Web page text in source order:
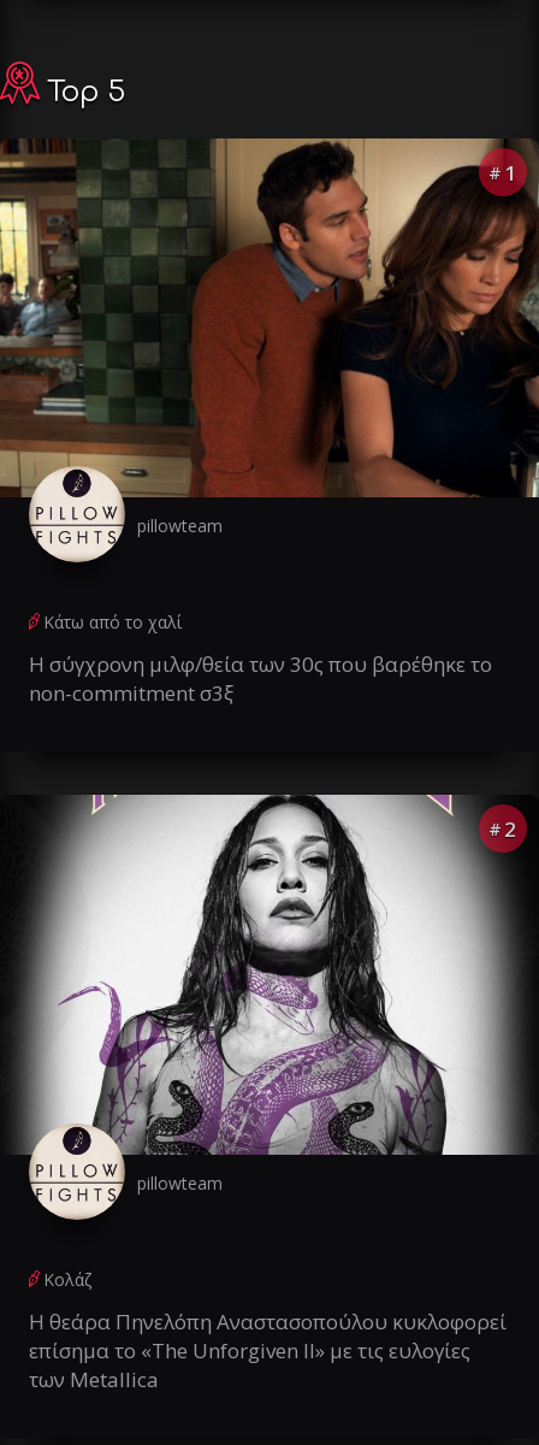
Top 5
# 1
pillowteam
Κάτω από το χαλί
Η σύγχρονη μιλφ/θεία των 30ς που βαρέθηκε το
non-commitment σ3ξ
# 2
pillowteam
Κολάζ
Η θεάρα Πηνελόπη Αναστασοπούλου κυκλοφορεί
επίσημα το «The Unforgiven II» με τις ευλογίες
των Metallica